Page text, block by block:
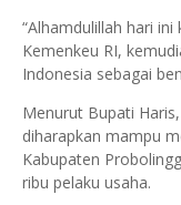
“Alhamdulillah hari
Kemenkeu RI,
Indonesia sebagai
Menurut Bupati
diharapkan mampu
Kabupaten
ribu pelaku usaha.